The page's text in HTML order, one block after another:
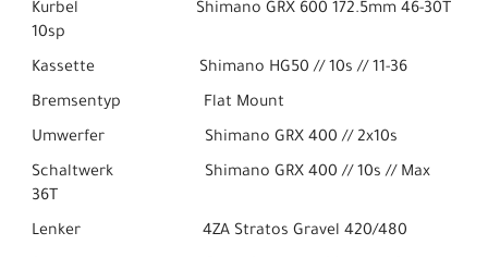
Kurbel Shimano GRX 600 172.5mm 46-30T
10sp
Kassette Shimano HG50 // 10s // 11-36
Bremsentyp Flat Mount
Umwerfer Shimano GRX 400 // 2x10s
Schaltwerk Shimano GRX 400 // 10s // Max
36T
Lenker 4ZA Stratos Gravel 420/480